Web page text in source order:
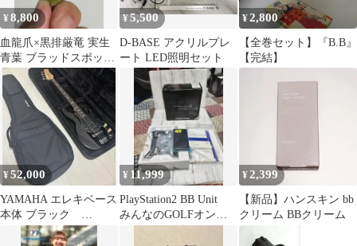
¥8,800
血龍爪×黒排厳竜 実生
青葉 ブラッドスポット
強め 台湾Yan輸入株
¥5,500
D-BASE アクリルプレ
ート LED照明セット
¥2,800
【全巻セット】『B.B』
【完結】
¥52,000
YAMAHA エレキベース
本体 ブラック
BB424X
¥ 11,999
PlayStation2 BB Unit
みんなのGOLFオンラ
¥2,399
【新品】ハンスキン bb
クリーム BBクリーム